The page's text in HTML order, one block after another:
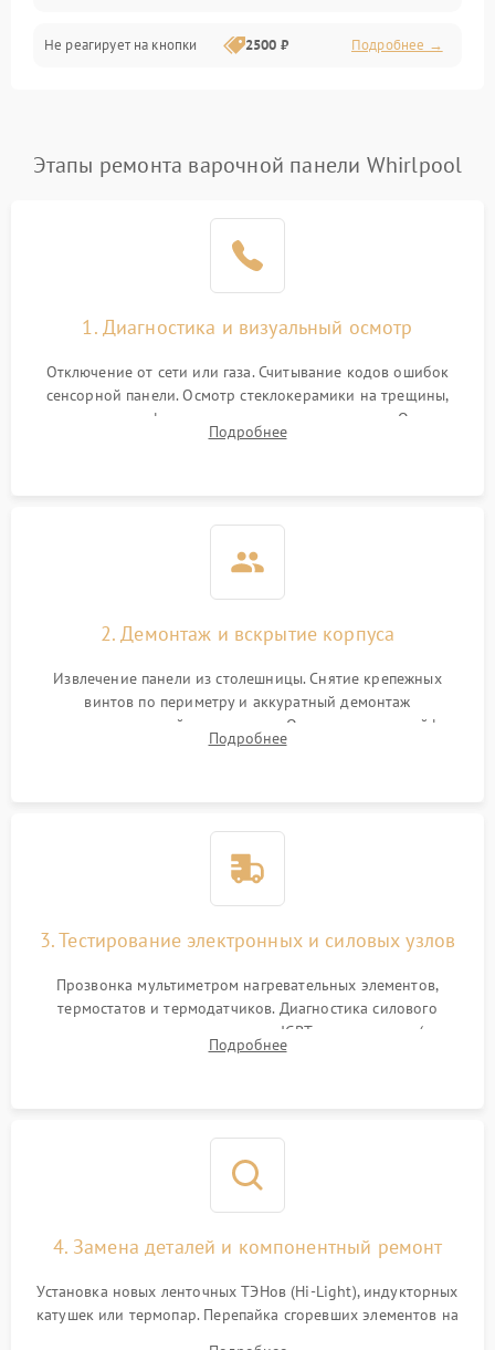
Не реагирует на кнопки 2500 ₽ Подробнее →
Этапы ремонта варочной панели Whirlpool
1. Диагностика и визуальный осмотр
Отключение от сети или газа. Считывание кодов ошибок
сенсорной панели. Осмотр стеклокерамики на трещины,
проверка конфорок на равномерность нагрева. Опрос
клиента о симптомах (не включается, не видит посуду,
Подробнее
2. Демонтаж и вскрытие корпуса
Извлечение панели из столешницы. Снятие крепежных
винтов по периметру и аккуратный демонтаж
стеклокерамической поверхности. Отсоединение шлейфов
сенсорного блока для доступа к силовым платам, катушкам
Подробнее
3. Тестирование электронных и силовых узлов
Прозвонка мультиметром нагревательных элементов,
термостатов и термодатчиков. Диагностика силового
модуля, реле, диодных мостов и IGBT-транзисторов (для
индукции). Проверка кранов и газ-контроля (для газовых
Подробнее
4. Замена деталей и компонентный ремонт
Установка новых ленточных ТЭНов (Hi-Light), индукторных
катушек или термопар. Перепайка сгоревших элементов на